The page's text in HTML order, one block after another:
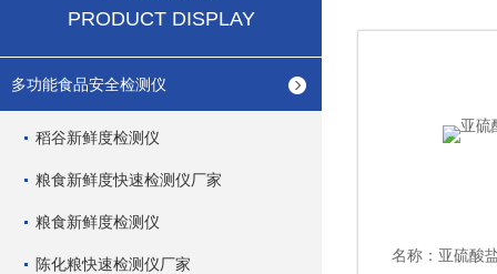
PRODUCT DISPLAY
多功能食品安全检测仪
稻谷新鲜度检测仪
粮食新鲜度快速检测仪厂家
粮食新鲜度检测仪
陈化粮快速检测仪厂家 名称： 亚硫酸